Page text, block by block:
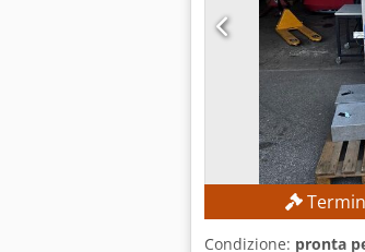
Condizione: pronta